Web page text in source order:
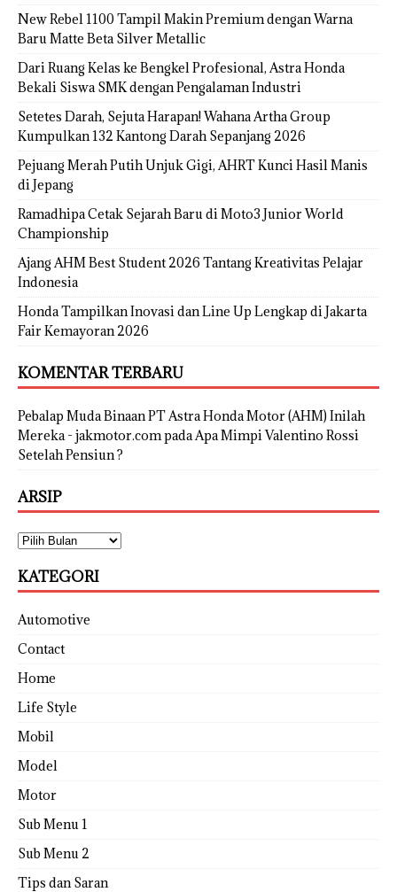
New Rebel 1100 Tampil Makin Premium dengan Warna
Baru Matte Beta Silver Metallic
Dari Ruang Kelas ke Bengkel Profesional, Astra Honda
Bekali Siswa SMK dengan Pengalaman Industri
Setetes Darah, Sejuta Harapan! Wahana Artha Group
Kumpulkan 132 Kantong Darah Sepanjang 2026
Pejuang Merah Putih Unjuk Gigi, AHRT Kunci Hasil Manis
di Jepang
Ramadhipa Cetak Sejarah Baru di Moto3 Junior World
Championship
Ajang AHM Best Student 2026 Tantang Kreativitas Pelajar
Indonesia
Honda Tampilkan Inovasi dan Line Up Lengkap di Jakarta
Fair Kemayoran 2026
KOMENTAR TERBARU
Pebalap Muda Binaan PT Astra Honda Motor (AHM) Inilah
Mereka - jakmotor.compada Apa Mimpi Valentino Rossi
Setelah Pensiun ?
ARSIP
KATEGORI
Automotive
Contact
Home
Life Style
Mobil
Model
Motor
Sub Menu 1
Sub Menu 2
Tips dan Saran